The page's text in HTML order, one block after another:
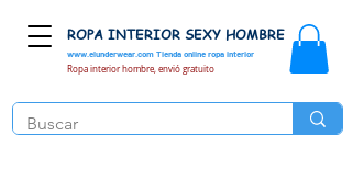
www.elunderwear.com Tienda online ropa interior
ROPA INTERIOR SEXY HOMBRE
Ropa interior hombre, envió gratuito